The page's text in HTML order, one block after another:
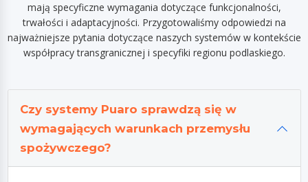
mają specyficzne wymagania dotyczące funkcjonalności,
trwałości i adaptacyjności. Przygotowaliśmy odpowiedzi na
najważniejsze pytania dotyczące naszych systemów w kontekście
współpracy transgranicznej i specyfiki regionu podlaskiego.
Czy systemy Puaro sprawdzą się w
wymagających warunkach przemysłu
spożywczego?